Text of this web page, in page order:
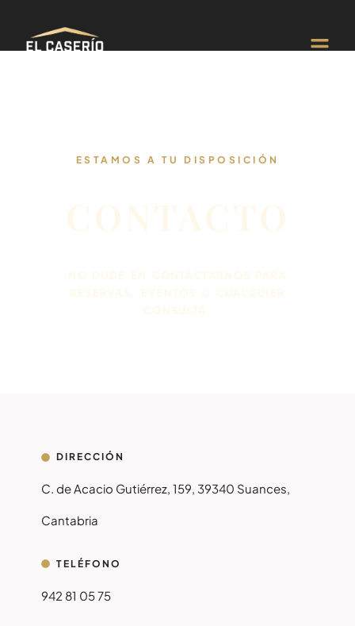
ESTAMOS A TU DISPOSICIÓN
DIRECCIÓN
C. de Acacio Gutiérrez, 159, 39340 Suances,
Cantabria
TELÉFONO
942 81 05 75